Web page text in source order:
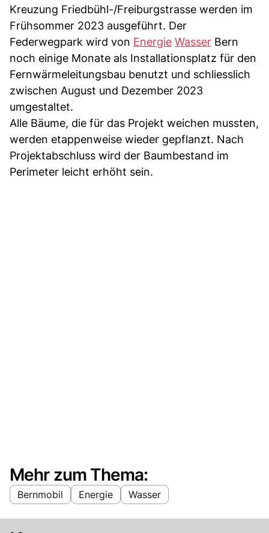
Kreuzung Friedbühl-/Freiburgstrasse werden im
Frühsommer 2023 ausgeführt. Der
Federwegpark wird von Energie Wasser Bern
noch einige Monate als Installationsplatz für den
Fernwärmeleitungsbau benutzt und schliesslich
zwischen August und Dezember 2023
umgestaltet.
Alle Bäume, die für das Projekt weichen mussten,
werden etappenweise wieder gepflanzt. Nach
Projektabschluss wird der Baumbestand im
Perimeter leicht erhöht sein.
Mehr zum Thema:
Bernmobil Energie Wasser